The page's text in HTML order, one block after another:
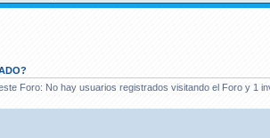
Foro: No hay usuarios registrados visitando el Foro y 1